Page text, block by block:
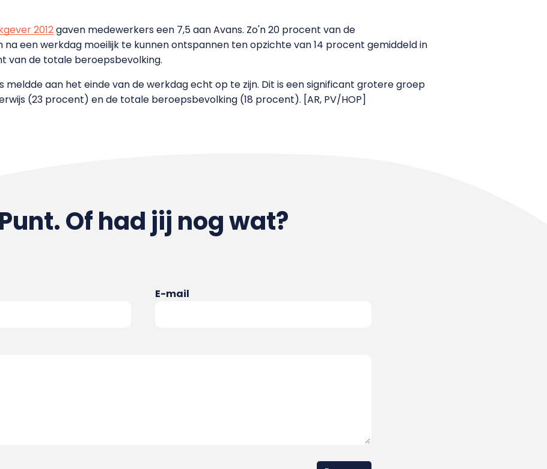
2012gaven medewerkers een 7,5 aan Avans. Zo'n20 procent van de
een werkdag moeilijk te kunnen ontspannen ten opzichte van 14 procent gemiddeld in
van de totale beroepsbevolking.
aan het einde van de werkdag echt op te zijn. Dit is een significant grotere groep
(23 procent) en de totale beroepsbevolking (18 procent). [AR, PV/HOP]
Punt. Of had jij nog wat?
E-mail